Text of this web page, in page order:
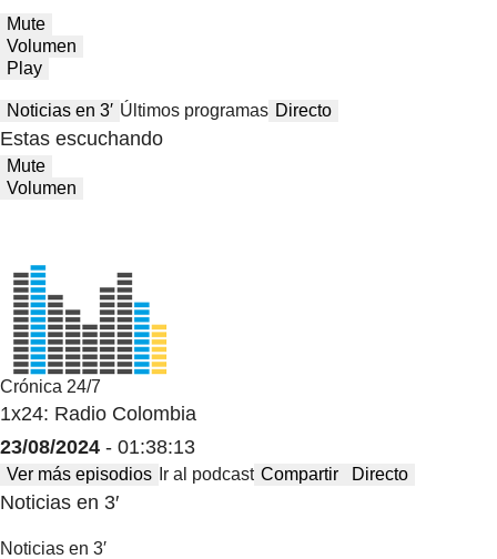
Mute
Volumen
Play
Noticias en 3′ Últimos programas Directo
Estas escuchando
Mute
Volumen
Crónica 24/7
1x24: Radio Colombia
23/08/2024 - 01:38:13
Ver más episodios Ir al podcast Compartir Directo
Noticias en 3′
Noticias en 3′